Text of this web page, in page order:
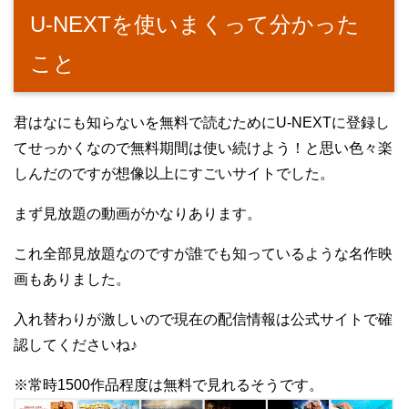
U-NEXTを使いまくって分かった
こと
君はなにも知らないを無料で読むためにU-NEXTに登録し
てせっかくなので無料期間は使い続けよう！と思い色々楽
しんだのですが想像以上にすごいサイトでした。
まず見放題の動画がかなりあります。
これ全部見放題なのですが誰でも知っているような名作映
画もありました。
入れ替わりが激しいので現在の配信情報は公式サイトで確
認してくださいね♪
※常時1500作品程度は無料で見れるそうです。